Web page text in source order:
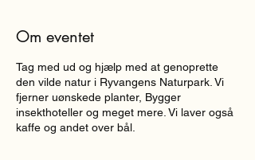
Om eventet
Tag med ud og hjælp med at genoprette
den vilde natur i Ryvangens Naturpark. Vi
fjerner uønskede planter, Bygger
insekthoteller og meget mere. Vi laver også
kaffe og andet over bål.